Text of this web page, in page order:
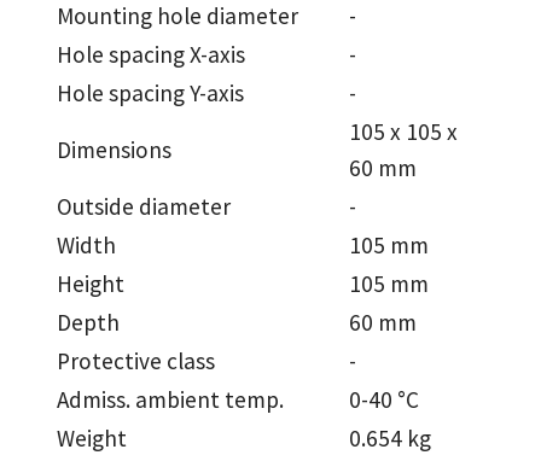
Mounting hole diameter
-
Hole spacing X-axis
-
Hole spacing Y-axis
-
Dimensions
105 x 105 x
60 mm
Outside diameter
-
Width
105 mm
Height
105 mm
Depth
60 mm
Protective class
-
Admiss. ambient temp.
0-40 °C
Weight
0.654 kg